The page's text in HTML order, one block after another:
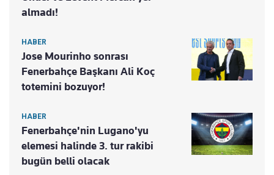
almadı!
HABER
Jose Mourinho sonrası
Fenerbahçe Başkanı Ali Koç
totemini bozuyor!
HABER
Fenerbahçe'nin Lugano'yu
elemesi halinde 3. tur rakibi
bugün belli olacak